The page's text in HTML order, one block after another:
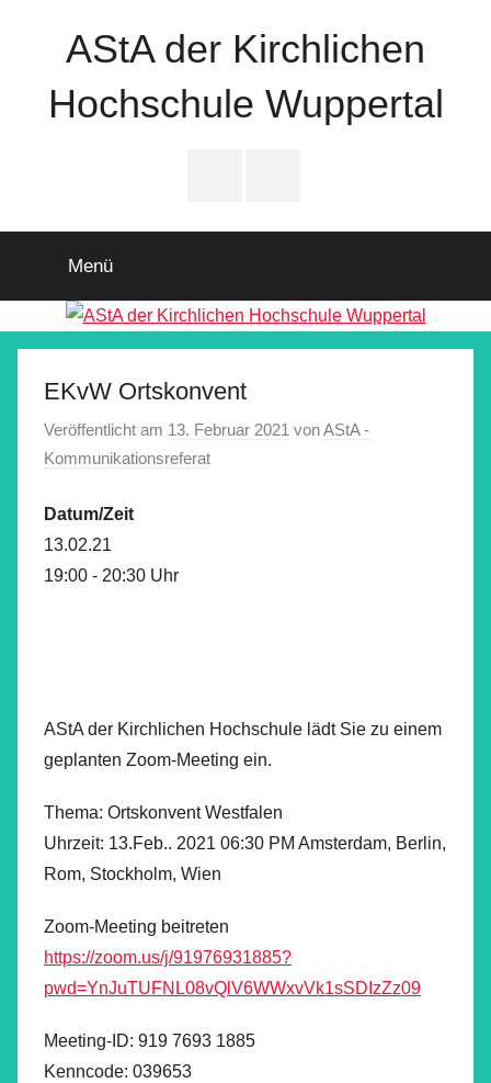
AStA der Kirchlichen
Hochschule Wuppertal
Menü
EKvW Ortskonvent
Veröffentlicht am 13. Februar 2021 vonAStA -
Kommunikationsreferat
Datum/Zeit
13.02.21
19:00 - 20:30 Uhr
AStA der Kirchlichen Hochschule lädt Sie zu einem
geplanten Zoom-Meeting ein.
Thema: Ortskonvent Westfalen
Uhrzeit: 13.Feb.. 2021 06:30 PM Amsterdam, Berlin,
Rom, Stockholm, Wien
Zoom-Meeting beitreten
https://zoom.us/j/91976931885?
pwd=YnJuTUFNL08vQlV6WWxvVk1sSDIzZz09
Meeting-ID: 919 7693 1885
Kenncode: 039653